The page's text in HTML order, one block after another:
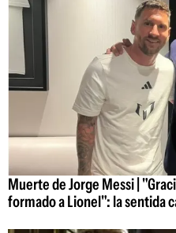
Muerte de Jorge Messi |
formado a Lionel": la sentida